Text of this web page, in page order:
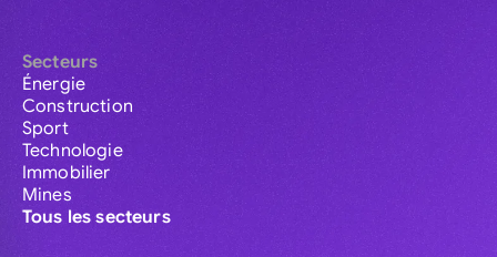
Secteurs
Énergie
Construction
Sport
Technologie
Immobilier
Mines
Tous les secteurs